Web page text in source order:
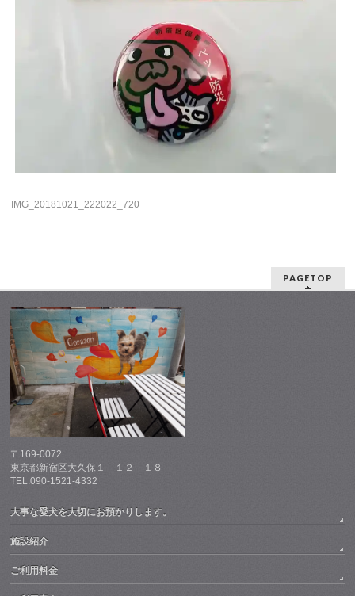
IMG_20181021_222022_720
PAGETOP
〒169-0072
東京都新宿区大久保１－１２－１８
TEL:090-1521-4332
大事な愛犬を大切にお預かりします。
施設紹介
ご利用料金